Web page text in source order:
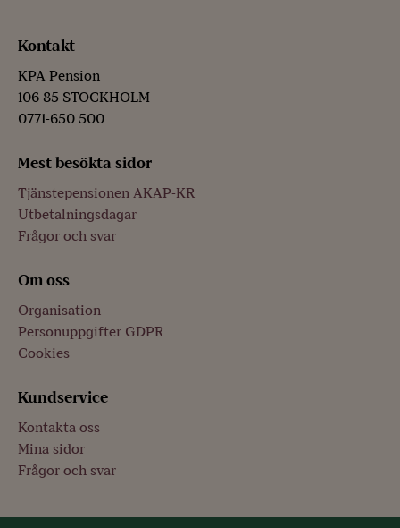
Kontakt
KPA Pension
106 85 STOCKHOLM
0771-650 500
Mest besökta sidor
Tjänstepensionen AKAP-KR
Utbetalningsdagar
Frågor och svar
Om oss
Organisation
Personuppgifter GDPR
Cookies
Kundservice
Kontakta oss
Mina sidor
Frågor och svar